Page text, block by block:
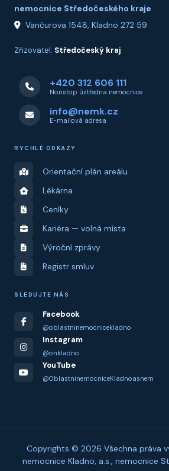
nemocnice Středočeského kraje
Vančurova 1548, Kladno 272 59
Zřizovatel: Středočeský kraj
+420 312 606 111
Nonstop ústředna nemocnice
info@nemk.cz
E-mailová adresa
RYCHLÉ ODKAZY
Orientační plán areálu
Lékárna
Ceníky
Kariéra — volná místa
Výroční zprávy
Registr smluv
SLEDUJTE NÁS
Facebook
@oblastninemocnicekladno
Instagram
@onkladno
YouTube
@OblastninemocniceKladnoasnem
Copyrights © 2026 Všechna práva
nemocnice Kladno, a.s., nemocnice